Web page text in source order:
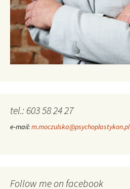
tel.: 603 58 24 27
e-mail:m.moczulska@psychoplastykon.pl
Follow me on facebook